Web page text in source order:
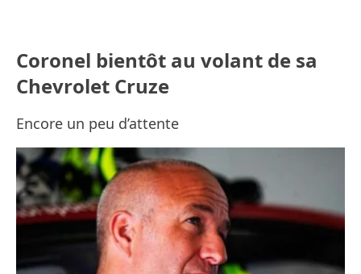
Coronel bientôt au volant de sa
Chevrolet Cruze
Encore un peu d’attente